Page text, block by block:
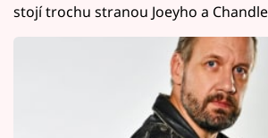
stojí trochu stranou Joeyho a